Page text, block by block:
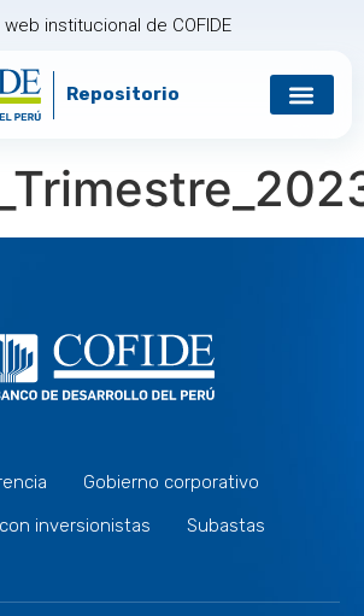
web institucional de COFIDE
Repositorio
Gobierno corporativo
inversionistas
Subastas